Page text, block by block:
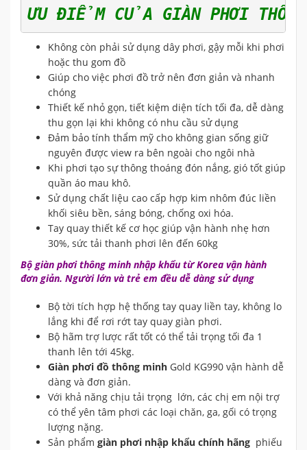
ƯU ĐIỂM CỦA GIÀN PHƠI THÔNG
Không còn phải sử dụng dây phơi, gậy mỗi khi phơi
hoặc thu gom đồ
Giúp cho việc phơi đồ trở nên đơn giản và nhanh
chóng
Thiết kế nhỏ gọn, tiết kiệm diện tích tối đa, dễ dàng
thu gọn lại khi không có nhu cầu sử dụng
Đảm bảo tính thẩm mỹ cho không gian sống giữ
nguyên được view ra bên ngoài cho ngôi nhà
Khi phơi tạo sự thông thoáng đón nắng, gió tốt giúp
quần áo mau khô.
Sử dụng chất liệu cao cấp hợp kim nhôm đúc liền
khối siêu bền, sáng bóng, chống oxi hóa.
Tay quay thiết kế cơ học giúp vận hành nhẹ hơn
30%, sức tải thanh phơi lên đến 60kg
Bộ giàn phơi thông minh nhập khẩu từ Korea vận hành
đơn giản. Người lớn và trẻ em đều dễ dàng sử dụng
Bộ tời tích hợp hệ thống tay quay liền tay, không lo
lắng khi để rơi rớt tay quay giàn phơi.
Bộ hãm trợ lược rất tốt có thể tải trọng tối đa 1
thanh lên tới 45kg.
Giàn phơi đồ thông minh Gold KG990 vận hành dễ
dàng và đơn giản.
Với khả năng chịu tải trọng lớn, các chị em nội trợ
có thể yên tâm phơi các loại chăn, ga, gối có trọng
lượng nặng.
Sản phẩm giàn phơi nhập khẩu chính hãng phiếu